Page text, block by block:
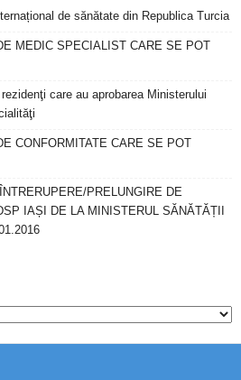
de sănătate din Republica Turcia
MEDIC SPECIALIST CARE SE POT
care au aprobarea Ministerului
CONFORMITATE CARE SE POT
PRELUNGIRE DE
IAȘI DE LA MINISTERUL SĂNĂTĂȚII